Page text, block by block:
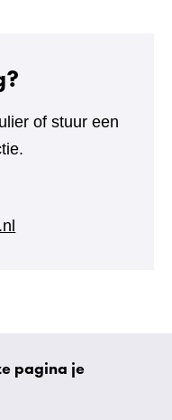
of stuur een
pagina je